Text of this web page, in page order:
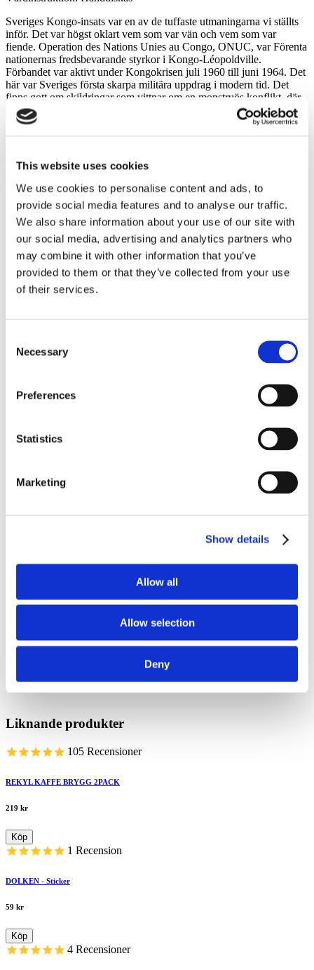
This website uses cookies
We use cookies to personalise content and ads, to
provide social media features and to analyse our traffic.
We also share information about your use of our site with
our social media, advertising and analytics partners who
may combine it with other information that you’ve
provided to them or that they’ve collected from your use
of their services.
Selection
Necessary
Preferences
Statistics
Marketing
Show details
Allow all
Allow selection
Deny
Sveriges Kongo-insats var en av de tuffaste utmaningarna vi ställts
inför. Det var högst oklart vem som var vän och vem som var
fiende. Operation des Nations Unies au Congo, ONUC, var Förenta
nationernas fredsbevarande styrkor i Kongo-Léopoldville.
Förbandet var aktivt under Kongokrisen juli 1960 till juni 1964. Det
här var Sveriges första skarpa militära uppdrag i modern tid. Det
finns gott om skildringar som vittnar om en monstruös konflikt, där
verkligheten var för svårsmält för att myndigheterna skulle berätta
vad som faktiskt hände 1960-64. Sverige tog svåra förluster med
över 40 skadade och 19 stupade soldater. Insatserna rymmer massiva
von Bayer och Torsten Stålnacke. Den här tischan tillägnas alla
Kongo-veteraner.
5,0 Baserat på 1 recensioner
Bra kvalitet. Perfekt present till någon som vart med.
Kaffemugg - Congo Ribbon
Liknande produkter
105 Recensioner
REKYL KAFFE BRYGG 2PACK
219 kr
Köp
1 Recension
DOLKEN - Sticker
59 kr
Köp
4 Recensioner